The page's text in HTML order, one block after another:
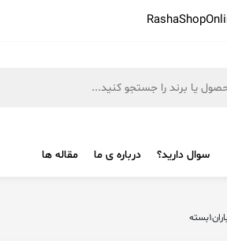
سوال دارید؟ درباره ی ما مقاله ها